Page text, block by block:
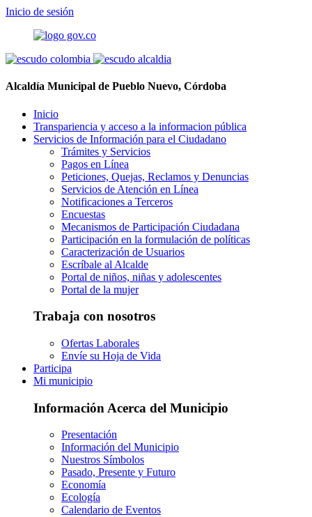
Inicio de sesión
Alcaldía Municipal de Pueblo Nuevo, Córdoba
Inicio
Transpariencia y acceso a la informacion pública
Servicios de Información para el Ciudadano
Trámites y Servicios
Pagos en Línea
Peticiones, Quejas, Reclamos y Denuncias
Servicios de Atención en Línea
Notificaciones a Terceros
Encuestas
Mecanismos de Participación Ciudadana
Participación en la formulación de políticas
Caracterización de Usuarios
Escríbale al Alcalde
Portal de niños, niñas y adolescentes
Portal de la mujer
Trabaja con nosotros
Ofertas Laborales
Envíe su Hoja de Vida
Participa
Mi municipio
Información Acerca del Municipio
Presentación
Información del Municipio
Nuestros Símbolos
Pasado, Presente y Futuro
Economía
Ecología
Calendario de Eventos